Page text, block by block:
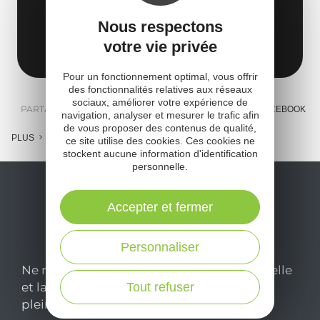
12470 Saint-Chély-d'Aubrac
Obtenir l'itinéraire
PARTAGER : E-MAIL MESSENGER FACEBOOK
PLUS
Ne manquez pas notre newsletter mensuelle
et laissez-vous inspirer pour profiter
pleinement de votre séjour en Aveyron.
Nous respectons
votre vie privée
Pour un fonctionnement optimal, vous offrir
des fonctionnalités relatives aux réseaux
sociaux, améliorer votre expérience de
navigation, analyser et mesurer le trafic afin
de vous proposer des contenus de qualité,
ce site utilise des cookies. Ces cookies ne
stockent aucune information d'identification
personnelle.
Tout refuser
Personnaliser
Accepter et fermer